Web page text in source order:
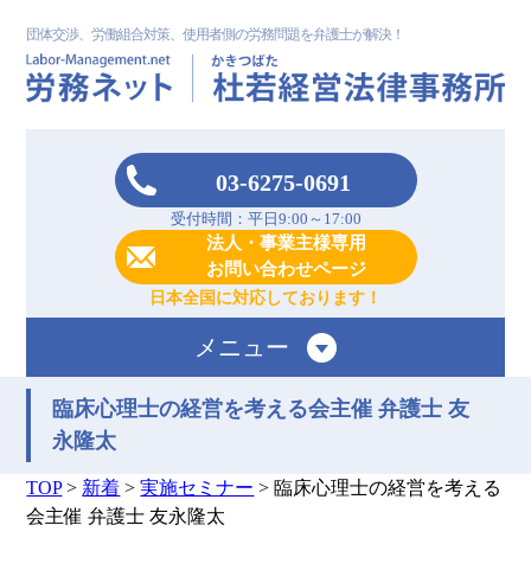
団体交渉、労働組合対策、使用者側の労務問題を弁護士が解決！
03-6275-0691
受付時間：平日9:00～17:00
法人・事業主様専用
お問い合わせページ
日本全国に対応しております！
メニュー
臨床心理士の経営を考える会主催 弁護士 友
永隆太
TOP> 新着 >実施セミナー > 臨床心理士の経営を考える
会主催 弁護士 友永隆太